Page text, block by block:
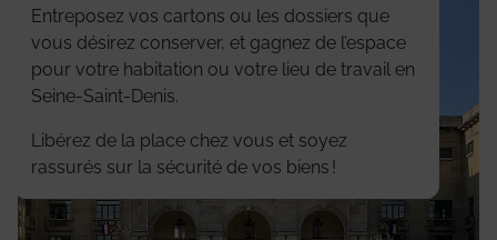
Entreposez vos cartons ou les dossiers que
vous désirez conserver, et gagnez de l’espace
pour votre habitation ou votre lieu de travail en
Seine-Saint-Denis.
Libérez de la place chez vous et soyez
rassurés sur la sécurité de vos biens !